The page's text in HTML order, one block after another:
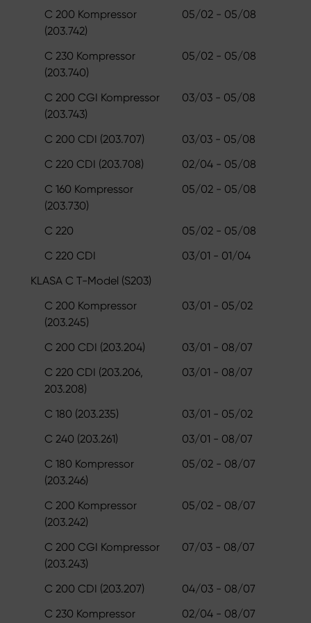
C 200 Kompressor
(203.742)
05/02 - 05/08
C 230 Kompressor
(203.740)
05/02 - 05/08
C 200 CGI Kompressor
(203.743)
03/03 - 05/08
C 200 CDI (203.707)
03/03 - 05/08
C 220 CDI (203.708)
02/04 - 05/08
C 160 Kompressor
(203.730)
05/02 - 05/08
C 220
05/02 - 05/08
C 220 CDI
03/01 - 01/04
KLASA C T-Model (S203)
C 200 Kompressor
(203.245)
03/01 - 05/02
C 200 CDI (203.204)
03/01 - 08/07
C 220 CDI (203.206,
203.208)
03/01 - 08/07
C 180 (203.235)
03/01 - 05/02
C 240 (203.261)
03/01 - 08/07
C 180 Kompressor
(203.246)
05/02 - 08/07
C 200 Kompressor
(203.242)
05/02 - 08/07
C 200 CGI Kompressor
(203.243)
07/03 - 08/07
C 200 CDI (203.207)
04/03 - 08/07
C 230 Kompressor
02/04 - 08/07